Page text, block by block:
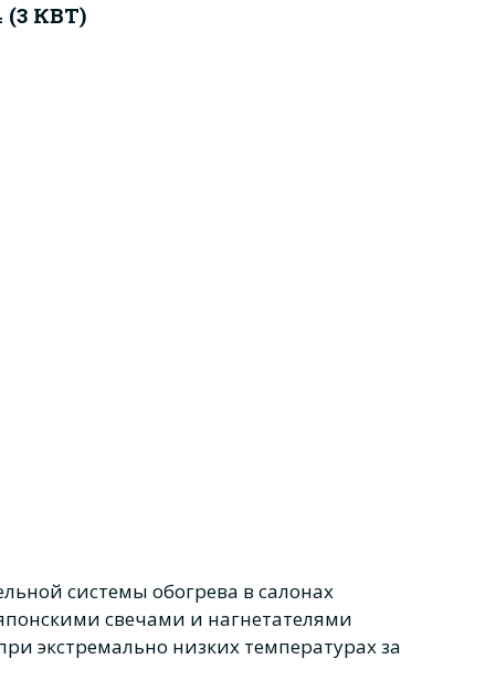
КВТ)
системы обогрева в салонах
свечами и нагнетателями
экстремально низких температурах за